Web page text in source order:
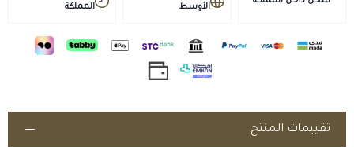
مدة الصلاحية 24 شهرًا من تاريخ التصنيع.
مستحضر بيطري يُصرف ويُستخدم تحت إشراف الطبيب البيطري
المختص فقط؛ اقرأ النشرة والتحذيرات والتزم بفترة الأمان (السحب)؛ يجب
المسابقات.
الأوسط
المملكة
تقييمات المنتج